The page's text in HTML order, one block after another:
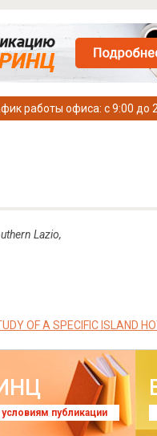
работы офиса: с 9:00 до
Lazio,
OF A SPECIFIC ISLAND
условиям публикации